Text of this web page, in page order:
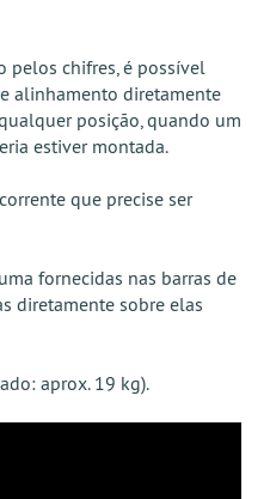
pelos chifres, é possível
alinhamento diretamente
posição, quando um
estiver montada.
que precise ser
fornecidas nas barras de
diretamente sobre elas
aprox. 19 kg).